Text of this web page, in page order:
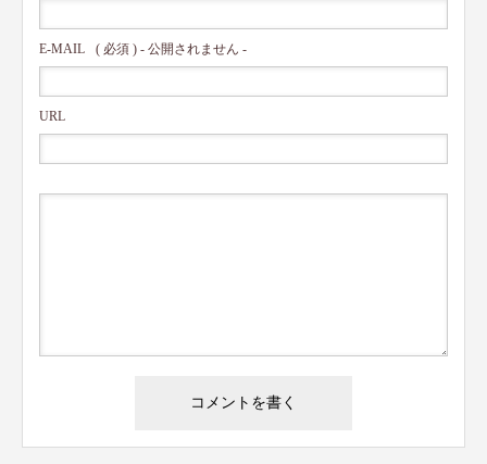
E-MAIL ( 必須 ) - 公開されません -
URL